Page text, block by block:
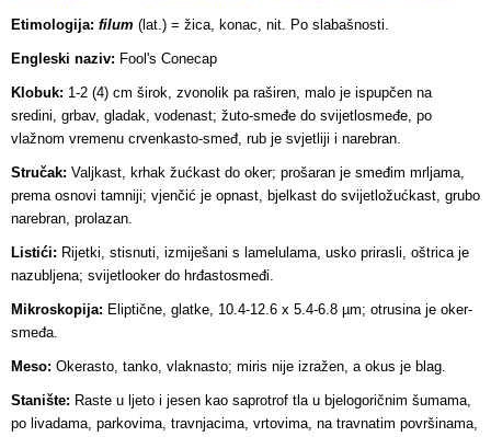
Etimologija: filum (lat.) = žica, konac, nit. Po slabašnosti.
Engleski naziv: Fool's Conecap
Klobuk: 1-2 (4) cm širok, zvonolik pa raširen, malo je ispupčen na
sredini, grbav, gladak, vodenast; žuto-smeđe do svijetlosmeđe, po
vlažnom vremenu crvenkasto-smeđ, rub je svjetliji i narebran.
Stručak: Valjkast, krhak žućkast do oker; prošaran je smeđim mrljama,
prema osnovi tamniji; vjenčić je opnast, bjelkast do svijetložućkast, grubo
narebran, prolazan.
Listići: Rijetki, stisnuti, izmiješani s lamelulama, usko prirasli, oštrica je
nazubljena; svijetlooker do hrđastosmeđi.
Mikroskopija: Eliptične, glatke, 10.4-12.6 x 5.4-6.8 µm; otrusina je oker-
smeđa.
Meso: Okerasto, tanko, vlaknasto; miris nije izražen, a okus je blag.
Stanište: Raste u ljeto i jesen kao saprotrof tla u bjelogoričnim šumama,
po livadama, parkovima, travnjacima, vrtovima, na travnatim površinama,